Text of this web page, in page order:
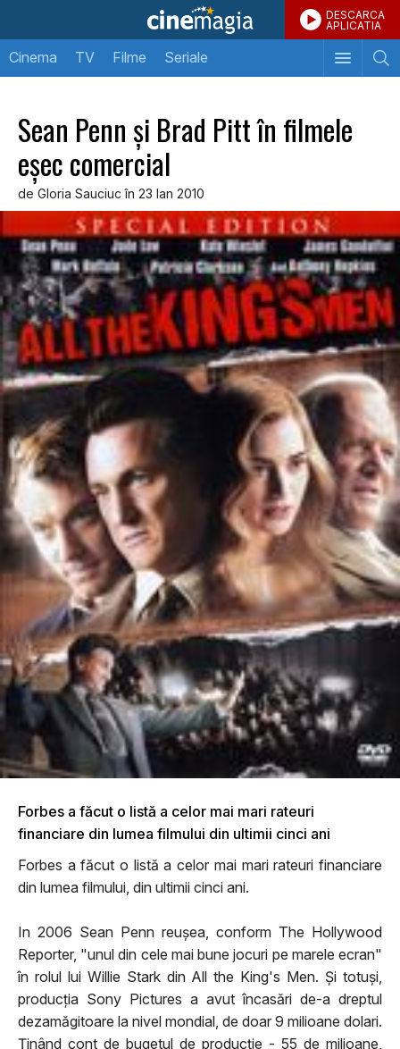
DESCARCA
APLICATIA
Cinema TV Filme Seriale
Sean Penn şi Brad Pitt în filmele
eşec comercial
de Gloria Sauciuc în 23 Ian 2010
Forbes a făcut o listă a celor mai mari rateuri
financiare din lumea filmului din ultimii cinci ani
Forbes a făcut o listă a celor mai mari rateuri financiare
din lumea filmului, din ultimii cinci ani.
In 2006 Sean Penn reuşea, conform The Hollywood
Reporter, "unul din cele mai bune jocuri pe marele ecran"
în rolul lui Willie Stark din All the King's Men. Şi totuşi,
producţia Sony Pictures a avut încasări de-a dreptul
dezamăgitoare la nivel mondial, de doar 9 milioane dolari.
Ţinând cont de bugetul de producţie - 55 de milioane,